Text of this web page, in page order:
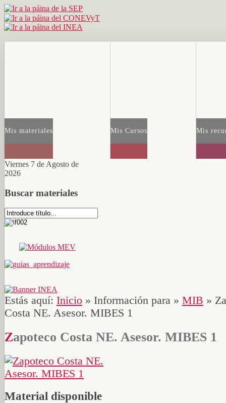
Mis materiales Mis Cursos Mis
Viernes 7 de Agosto de
2026
Buscar materiales
Estás aquí: Inicio » Información para » MIB »
Costa NE. Asesor. MIBES 1
Zapoteco Costa NE. Asesor. MIBES 1
Material disponible